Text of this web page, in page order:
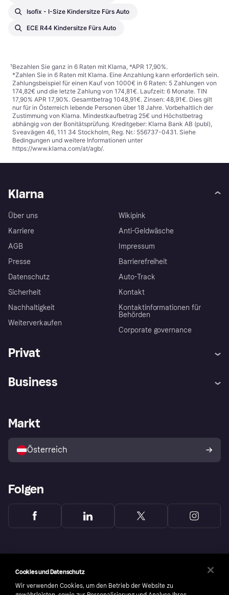
Isofix - I-Size Kindersitze Fürs Auto
ECE R44 Kindersitze Fürs Auto
¹Bezahlen Sie ganz in 6 Raten mit Klarna, *APR 17,90%.
*Zahlen Sie in 6 Raten mit Klarna. Eine Anzahlung kann erforderlich sein.
Zahlungsbeispiel für einen Kauf von 1000€ in 6 Raten: 5 Zahlungen von
174,82€ und die letzte Zahlung von 174,81€. Laufzeit: 6 Monate. TIN
17,90% APR 17,90%. Gesamtbetrag 1048,91€. Zinsen: 48,91€. Dies gilt
nur für in Österreich lebende Personen über 18 Jahre. Vorbehaltlich der
Zustimmung von Klarna. Mindestkaufbetrag 25€ und Höchstbetrag
abhängig von der Bonitätsprüfung. Kreditgeber: Klarna Bank AB (publ),
Sveavägen 46, 111 34 Stockholm, Reg. Nr.: 556737-0431. Siehe
Bedingungen und weitere Informationen unter
https://www.klarna.com/at/agb/.
Klarna
Über uns
Karriere
AGB
Presse
Datenschutz
Sicherheit
Nachhaltigkeit
Weiterverkaufen
Wikipink
Anti-Geldwäsche
Impressum
Barrierefreiheit
Auto-Track
Kontakt
Kontaktinformationen für
Behörden
Corporate governance
Privat
Shops entdecken
Business
Händlerportal
Markt
Österreich
Folgen
Cookies und Datenschutz
Wir verwenden Cookies, um den Betrieb der Website zu